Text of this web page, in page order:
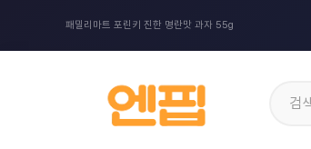
패밀리마트 포린키 진한 명란맛 과자 55g